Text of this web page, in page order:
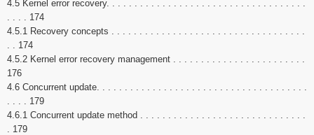
4.5 Kernel error recovery. . . . . . . . . . . . . . . . . . . . . . . . . . . . . . . . . . . .
. . . . 174
4.5.1 Recovery concepts . . . . . . . . . . . . . . . . . . . . . . . . . . . . . . . . . . .
. . 174
4.5.2 Kernel error recovery management . . . . . . . . . . . . . . . . . . . . . . . .
176
4.6 Concurrent update. . . . . . . . . . . . . . . . . . . . . . . . . . . . . . . . . . . . . .
. . . . 179
4.6.1 Concurrent update method . . . . . . . . . . . . . . . . . . . . . . . . . . . . . .
. 179